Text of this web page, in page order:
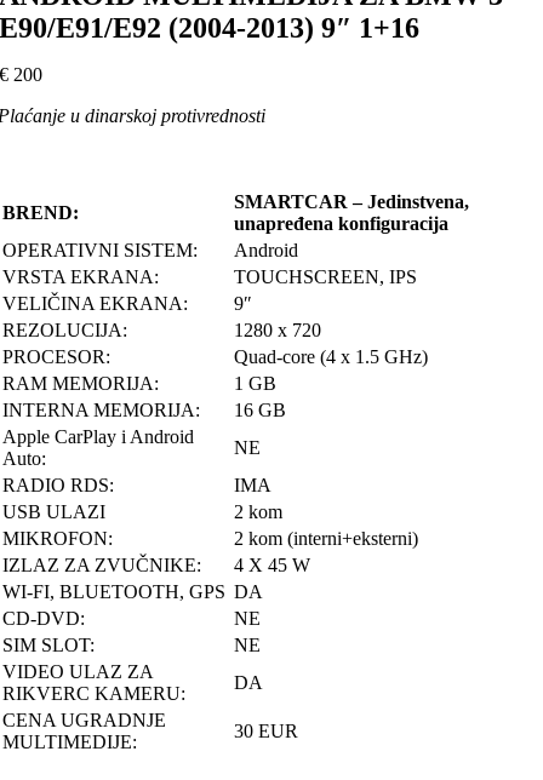
E90/E91/E92 (2004-2013) 9″ 1+16
€ 200
u dinarskoj protivrednosti
BREND:
SMARTCAR – Jedinstvena,
unapređena konfiguracija
OPERATIVNI SISTEM:
Android
VRSTA EKRANA:
TOUCHSCREEN, IPS
VELIČINA EKRANA:
9″
REZOLUCIJA:
1280 x 720
PROCESOR:
Quad-core (4 x 1.5 GHz)
RAM MEMORIJA:
1 GB
INTERNA MEMORIJA:
16 GB
Apple CarPlay i Android
Auto:
NE
RADIO RDS:
IMA
USB ULAZI
2 kom
MIKROFON:
2 kom (interni+eksterni)
IZLAZ ZA ZVUČNIKE:
4 X 45 W
WI-FI, BLUETOOTH, GPS DA
CD-DVD:
NE
SIM SLOT:
NE
VIDEO ULAZ ZA
RIKVERC KAMERU:
DA
CENA UGRADNJE
MULTIMEDIJE:
30 EUR